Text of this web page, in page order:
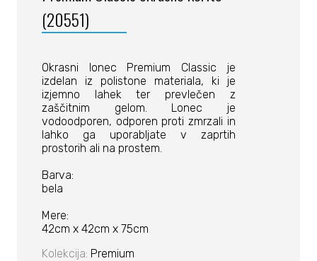
(20551)
Okrasni lonec Premium Classic je
izdelan iz polistone materiala, ki je
izjemno lahek ter prevlečen z
zaščitnim gelom. Lonec je
vodoodporen, odporen proti zmrzali in
lahko ga uporabljate v zaprtih
prostorih ali na prostem.
Barva:
bela
Mere:
42cm x 42cm x 75cm
Kolekcija: Premium